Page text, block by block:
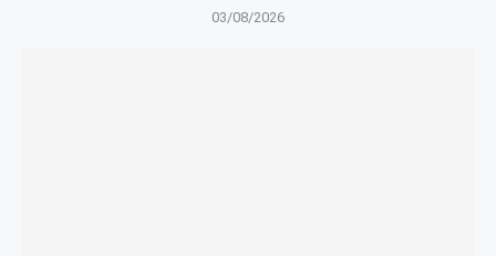
03/08/2026